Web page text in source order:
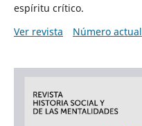
espíritu crítico.
Ver revista
Número actual